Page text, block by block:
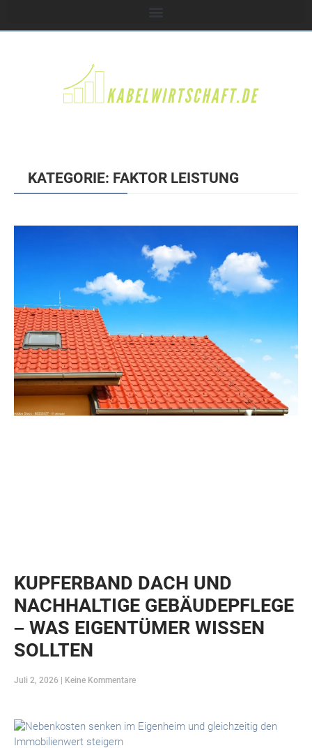
KATEGORIE: FAKTOR LEISTUNG
KUPFERBAND DACH UND
NACHHALTIGE GEBÄUDEPFLEGE
– WAS EIGENTÜMER WISSEN
SOLLTEN
Juli 2, 2026 Keine Kommentare